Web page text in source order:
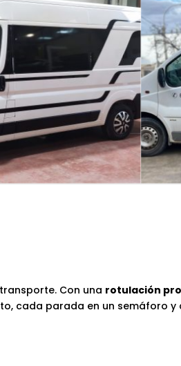
Con una rotulación
cada parada en un semáforo